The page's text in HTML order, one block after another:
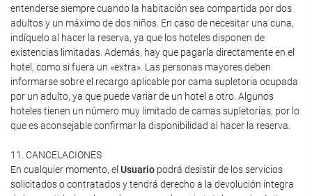
entenderse siempre cuando la habitación sea compartida por dos
adultos y un máximo de dos niños. En caso de necesitar una cuna,
indíquelo al hacer la reserva, ya que los hoteles disponen de
existencias limitadas. Además, hay que pagarla directamente en el
hotel, como si fuera un «extra». Las personas mayores deben
informarse sobre el recargo aplicable por cama supletoria ocupada
por un adulto, ya que puede variar de un hotel a otro. Algunos
hoteles tienen un número muy limitado de camas supletorias, por lo
que es aconsejable confirmar la disponibilidad al hacer la reserva.
11. CANCELACIONES
En cualquier momento, el Usuario podrá desistir de los servicios
solicitados o contratados y tendrá derecho a la devolución íntegra